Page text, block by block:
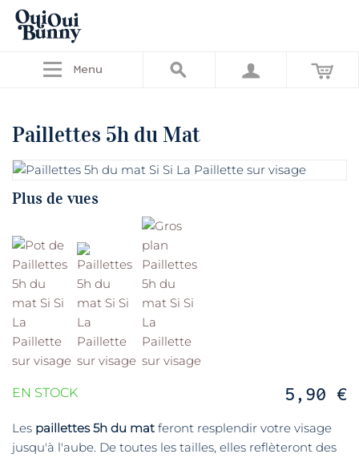
Menu
Paillettes 5h du Mat
Plus de vues
5,90 €
EN STOCK
Les paillettes 5h du mat feront resplendir votre visage
jusqu'à l'aube. De toutes les tailles, elles reflèteront des